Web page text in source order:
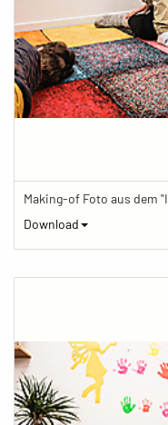
Download